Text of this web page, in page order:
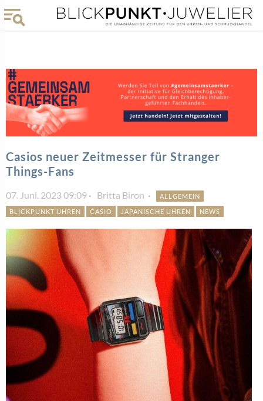
Casios neuer Zeitmesser für Stranger
Things-Fans
07. Juni. 2023 09:09 Britta Biron
ALLGEMEIN
BLICKPUNKT UHREN
CASIO JAPANISCHE UHREN NEWS